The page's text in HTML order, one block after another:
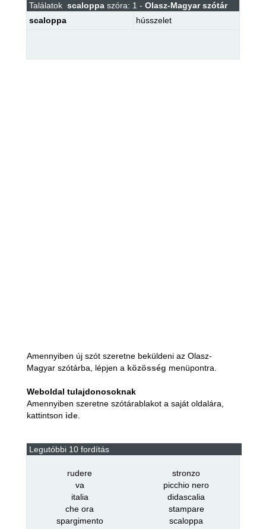
Találatok scaloppaszóra: 1 - Olasz-Magyar szótár
scaloppa
hússzelet
Amennyiben új szót szeretne beküldeni az Olasz-
Magyar szótárba, lépjen a közösség menüpontra.
Weboldal tulajdonosoknak
Amennyiben szeretne szótárablakot a saját oldalára,
kattintson ide.
Legutóbbi 10 fordítás
rudere
stronzo
va
picchio nero
italia
didascalia
che ora
stampare
spargimento
scaloppa